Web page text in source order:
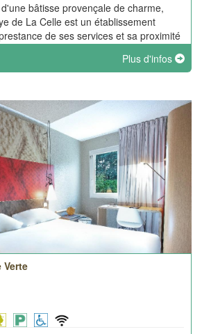
bâtisse provençale de charme,
de La Celle est un établissement
de ses services et sa proximité
Plus d'infos
Verte